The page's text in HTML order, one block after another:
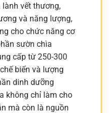
vết thương,
và năng lượng,
cho chức năng cơ
sườn chìa
cấp từ 250-300
biến và lượng
dinh dưỡng
không chỉ làm cho
mà còn là nguồn